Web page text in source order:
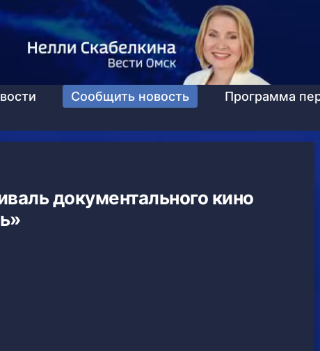
Сообщить новость Программа
документального кино